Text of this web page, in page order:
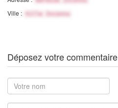
Ville : Ville Inconnu
Déposez votre commentaire